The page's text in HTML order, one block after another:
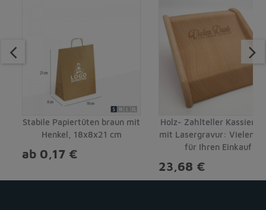
Stabile Papiertüten braun mit
Henkel, 18x8x21 cm
ab 0,17 €
Holz- Zahlteller
mit Lasergravur: Vielen
für Ihren Einkauf
23,68 €